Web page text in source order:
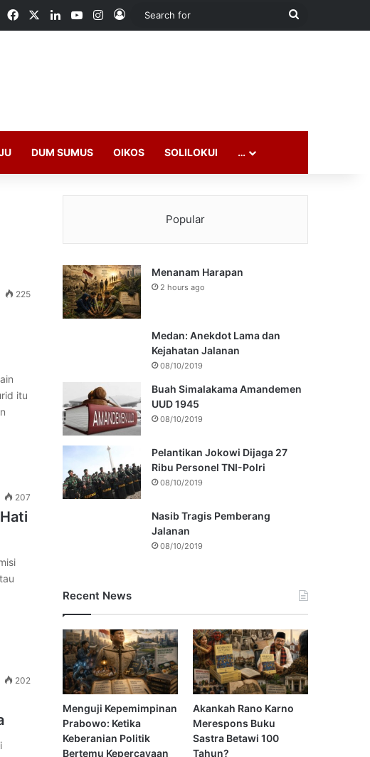
FacebookLinkedInYouTubeInstagram
Log In
Search
DUM SUMUS OIKOS SOLILOKUI …
225
itu
207
202
Popular
Menanam Harapan
2 hours ago
Medan: Anekdot Lama dan
Kejahatan Jalanan
08/10/2019
Buah Simalakama Amandemen
UUD 1945
08/10/2019
Pelantikan Jokowi Dijaga 27
Ribu Personel TNI-Polri
08/10/2019
Nasib Tragis Pemberang
Jalanan
08/10/2019
Recent News
Menguji Kepemimpinan
Prabowo: Ketika
Keberanian Politik
Bertemu Kepercayaan
Akankah Rano Karno
Merespons Buku
Sastra Betawi 100
Tahun?